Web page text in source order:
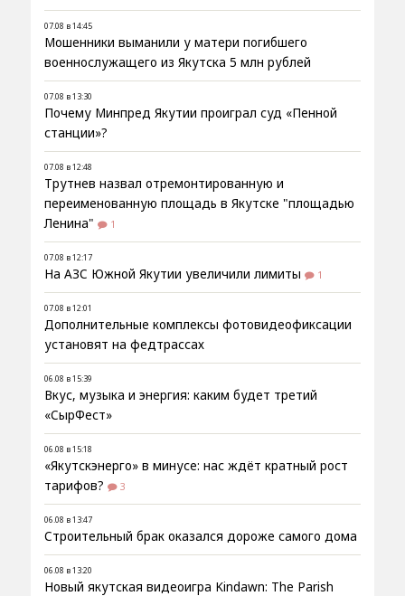
07.08 в 14:45
Мошенники выманили у матери погибшего
военнослужащего из Якутска 5 млн рублей
07.08 в 13:30
Почему Минпред Якутии проиграл суд «Пенной
станции»?
07.08 в 12:48
Трутнев назвал отремонтированную и
переименованную площадь в Якутске "площадью
Ленина"
1
07.08 в 12:17
На АЗС Южной Якутии увеличили лимиты 1
07.08 в 12:01
Дополнительные комплексы фотовидеофиксации
установят на федтрассах
06.08 в 15:39
Вкус, музыка и энергия: каким будет третий
«СырФест»
06.08 в 15:18
«Якутскэнерго» в минусе: нас ждёт кратный рост
тарифов?
3
06.08 в 13:47
Строительный брак оказался дороже самого дома
06.08 в 13:20
Новый якутская видеоигра Kindawn: The Parish